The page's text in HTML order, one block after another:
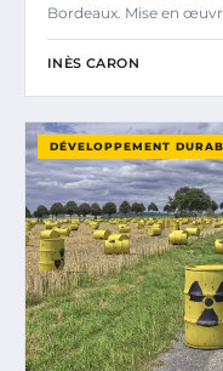
Bordeaux. Mise en
INÈS CARON
DÉVELOPPEMENT